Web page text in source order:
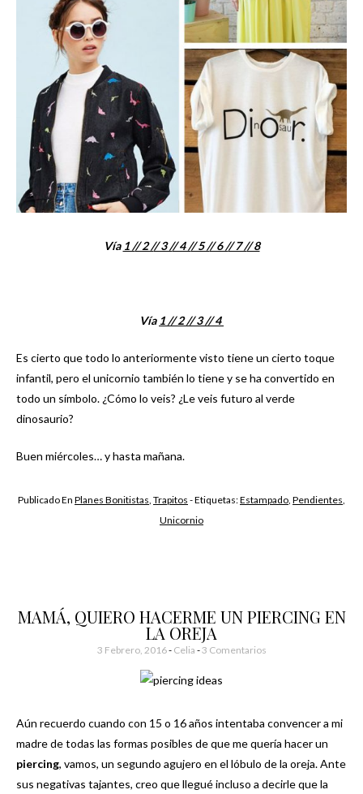
Vía 1 // 2 // 3 // 4 // 5 // 6 // 7 // 8
Vía 1 // 2 // 3 // 4
Es cierto que todo lo anteriormente visto tiene un cierto toque
infantil, pero el unicornio también lo tiene y se ha convertido en
todo un símbolo. ¿Cómo lo veis? ¿Le veis futuro al verde
dinosaurio?
Buen miércoles… y hasta mañana.
Publicado En Planes Bonitistas, Trapitos - Etiquetas:Estampado, Pendientes,
Unicornio
MAMÁ, QUIERO HACERME UN PIERCING EN
LA OREJA
3 Febrero, 2016- Celia 3 Comentarios
Aún recuerdo cuando con 15 o 16 años intentaba convencer a mi
madre de todas las formas posibles de que me quería hacer un
piercing, vamos, un segundo agujero en el lóbulo de la oreja. Ante
sus negativas tajantes, creo que llegué incluso a decirle que la